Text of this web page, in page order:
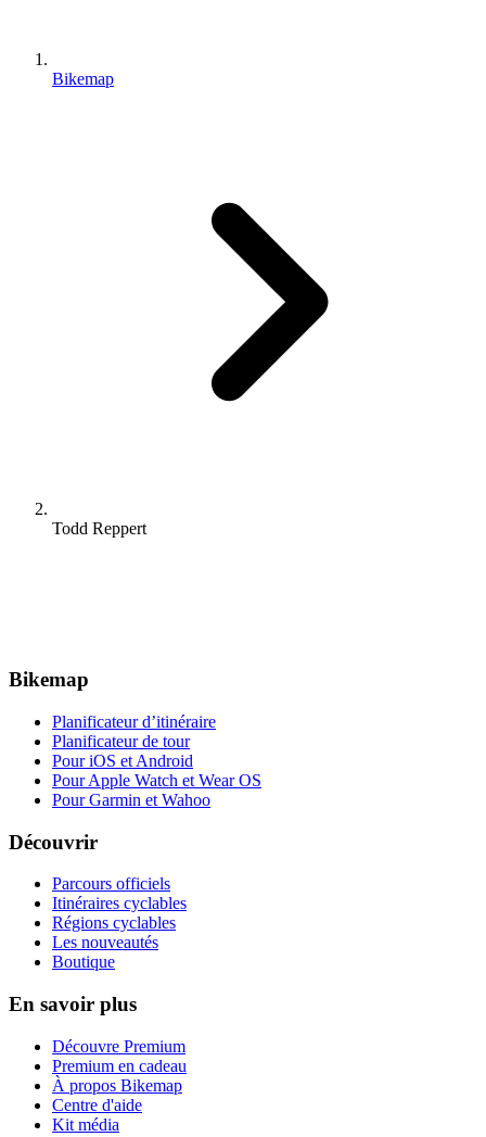
Bikemap
Todd Reppert
Bikemap
Planificateur d’itinéraire
Planificateur de tour
Pour iOS et Android
Pour Apple Watch et Wear OS
Pour Garmin et Wahoo
Découvrir
Parcours officiels
Itinéraires cyclables
Régions cyclables
Les nouveautés
Boutique
En savoir plus
Découvre Premium
Premium en cadeau
À propos Bikemap
Centre d'aide
Kit média